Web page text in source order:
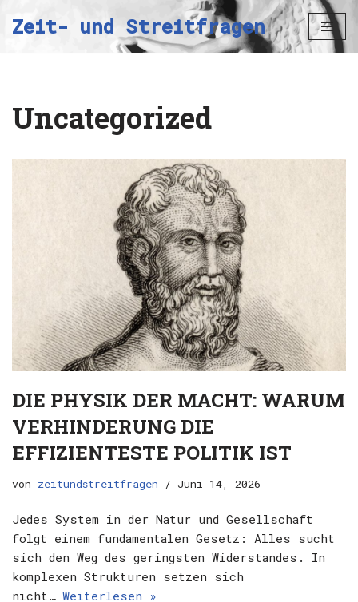
Zeit- und Streitfragen
Uncategorized
DIE PHYSIK DER MACHT: WARUM
VERHINDERUNG DIE
EFFIZIENTESTE POLITIK IST
von zeitundstreitfragen Juni 14, 2026
Jedes System in der Natur und Gesellschaft
folgt einem fundamentalen Gesetz: Alles sucht
sich den Weg des geringsten Widerstandes. In
komplexen Strukturen setzen sich
nicht… Weiterlesen »